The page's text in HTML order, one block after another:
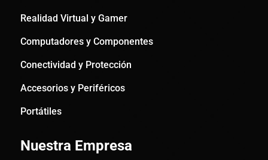
Realidad Virtual y Gamer
Computadores y Componentes
Conectividad y Protección
Accesorios y Periféricos
Portátiles
Nuestra Empresa